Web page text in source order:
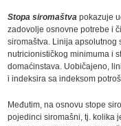
Stopa siromaštva pokazuje
zadovolje osnovne potrebe i
siromaštva. Linija apsolutnog
nutricionističkog minimuma i
domaćinstava. Uobičajeno,
i indeksira sa indeksom
Međutim, na osnovu stope
pojedinci siromašni, tj. kolika